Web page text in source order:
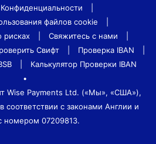
файлов cookie
Свяжитесь с нами
Свифт Проверка IBAN
Калькулятор Проверки IBAN
•
Wise Payments Ltd. («Мы», «США»),
соответствии с законами Англии и
номером 07209813.